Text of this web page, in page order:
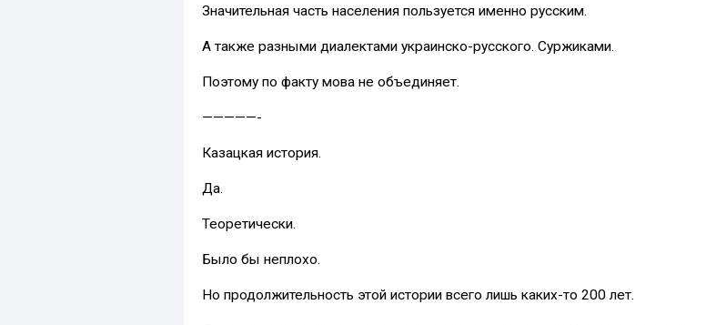
Значительная часть населения пользуется именно русским.
А также разными диалектами украинско-русского. Суржиками.
Поэтому по факту мова не объединяет.
—————-
Казацкая история.
Да.
Теоретически.
Было бы неплохо.
Но продолжительность этой истории всего лишь каких-то 200 лет.